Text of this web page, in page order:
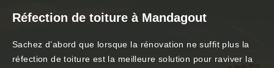
Réfection de toiture à Mandagout
Sachez d’abord que lorsque la rénovation ne suffit plus la
réfection de toiture est la meilleure solution pour raviver la